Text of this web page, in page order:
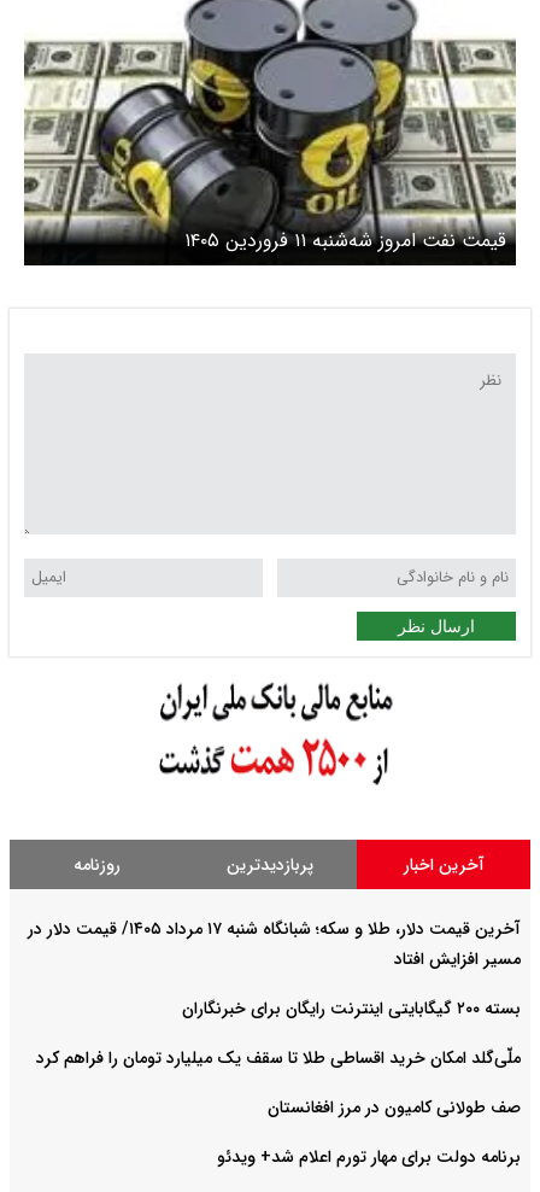
قیمت نفت امروز شه‌شنبه ۱۱ فروردین ۱۴۰۵
ارسال نظر
آخرین اخبار پربازدیدترین روزنامه
آخرین قیمت دلار، طلا و سکه؛ شبانگاه شنبه ۱۷ مرداد ۱۴۰۵/ قیمت دلار در
مسیر افزایش افتاد
بسته ۲۰۰ گیگابایتی اینترنت رایگان برای خبرنگاران
ملّی‌گلد امکان خرید اقساطی طلا تا سقف یک میلیارد تومان را فراهم کرد
صف طولانی کامیون در مرز افغانستان
برنامه دولت برای مهار تورم اعلام شد+ ویدئو